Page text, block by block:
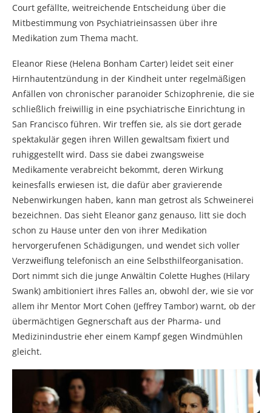
Court gefällte, weitreichende Entscheidung über die
Mitbestimmung von Psychiatrieinsassen über ihre
Medikation zum Thema macht.
Eleanor Riese (Helena Bonham Carter) leidet seit einer
Hirnhautentzündung in der Kindheit unter regelmäßigen
Anfällen von chronischer paranoider Schizophrenie, die sie
schließlich freiwillig in eine psychiatrische Einrichtung in
San Francisco führen. Wir treffen sie, als sie dort gerade
spektakulär gegen ihren Willen gewaltsam fixiert und
ruhiggestellt wird. Dass sie dabei zwangsweise
Medikamente verabreicht bekommt, deren Wirkung
keinesfalls erwiesen ist, die dafür aber gravierende
Nebenwirkungen haben, kann man getrost als Schweinerei
bezeichnen. Das sieht Eleanor ganz genauso, litt sie doch
schon zu Hause unter den von ihrer Medikation
hervorgerufenen Schädigungen, und wendet sich voller
Verzweiflung telefonisch an eine Selbsthilfeorganisation.
Dort nimmt sich die junge Anwältin Colette Hughes (Hilary
Swank) ambitioniert ihres Falles an, obwohl der, wie sie vor
allem ihr Mentor Mort Cohen (Jeffrey Tambor) warnt, ob der
übermächtigen Gegnerschaft aus der Pharma- und
Medizinindustrie eher einem Kampf gegen Windmühlen
gleicht.